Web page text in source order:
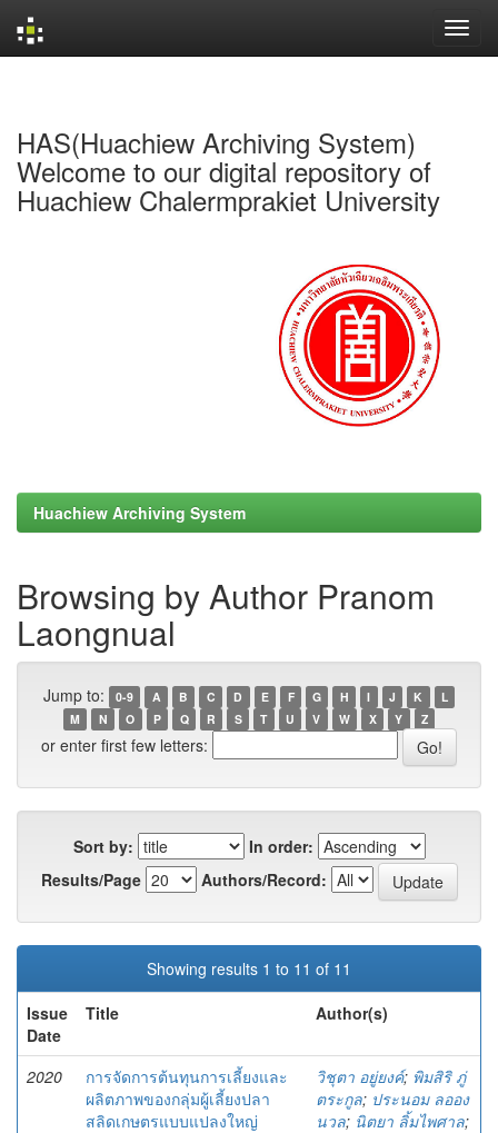
HAS(Huachiew Archiving System)
Welcome to our digital repository of
Huachiew Chalermprakiet University
Huachiew Archiving System
Browsing by Author Pranom
Laongnual
Jump to: 0-9 A B C D E F G H I J K
L
M
N O P Q R S T U V W X Y Z
or enter first few letters:
Sort by:
In order:
Results/Page
Authors/Record:
Showing results 1 to 11 of 11
Issue
Date
Title Author(s)
2020
การจัดการต้นทุนการเลี้ยงและ
ผลิตภาพของกลุ่มผู้เลี้ยงปลา
สลิดเกษตรแบบแปลงใหญ่
วิชุตา อยู่ยงค์; พิมสิริ ภู่
ตระกูล; ประนอม ลออง
นวล; นิตยา ลิ้มไพศาล;